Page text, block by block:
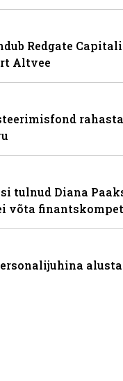
Redgate
Altvee
tulnud Diana
võta